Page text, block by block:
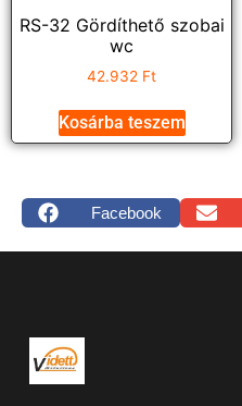
RS-32 Gördíthető szobai
wc
42.932 Ft
Kosárba teszem
Facebook